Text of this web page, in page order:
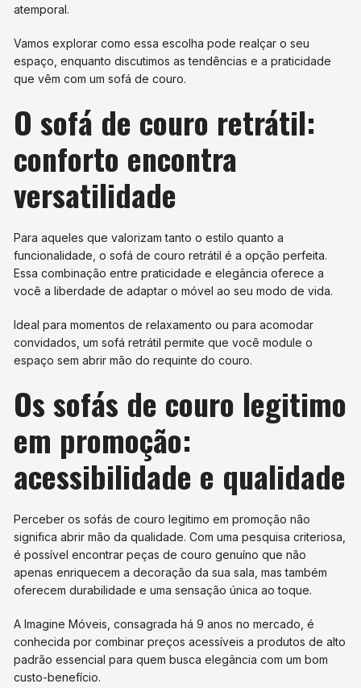
atemporal.
Vamos explorar como essa escolha pode realçar o seu
espaço, enquanto discutimos as tendências e a praticidade
que vêm com um sofá de couro.
O sofá de couro retrátil:
conforto encontra
versatilidade
Para aqueles que valorizam tanto o estilo quanto a
funcionalidade, o sofá de couro retrátil é a opção perfeita.
Essa combinação entre praticidade e elegância oferece a
você a liberdade de adaptar o móvel ao seu modo de vida.
Ideal para momentos de relaxamento ou para acomodar
convidados, um sofá retrátil permite que você module o
espaço sem abrir mão do requinte do couro.
Os sofás de couro legitimo
em promoção:
acessibilidade e qualidade
Perceber os sofás de couro legitimo em promoção não
significa abrir mão da qualidade. Com uma pesquisa criteriosa,
é possível encontrar peças de couro genuíno que não
apenas enriquecem a decoração da sua sala, mas também
oferecem durabilidade e uma sensação única ao toque.
A Imagine Móveis, consagrada há 9 anos no mercado, é
conhecida por combinar preços acessíveis a produtos de alto
padrão essencial para quem busca elegância com um bom
custo-benefício.